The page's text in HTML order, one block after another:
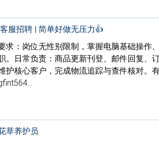
服招聘 | 简单好做无压力👍
求：岗位无性别限制，掌握电脑基础操作
。日常负责：商品更新刊登、邮件回复、
护核心客户，完成物流追踪与查件核对。
草养护员